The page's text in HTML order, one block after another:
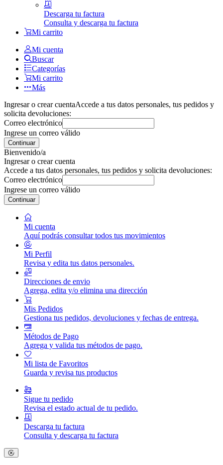
Descarga tu factura
Consulta y descarga tu factura
Mi carrito
Mi cuenta
Buscar
Categorías
Mi carrito
Más
Ingresar o crear cuentaAccede a tus datos personales, tus pedidos y
solicita devoluciones:
Correo electrónico
Ingrese un correo válido
Continuar
Bienvenido/a
Ingresar o crear cuenta
Accede a tus datos personales, tus pedidos y solicita devoluciones:
Correo electrónico
Ingrese un correo válido
Continuar
Mi cuenta
Aquí podrás consultar todos tus movimientos
Mi Perfil
Revisa y edita tus datos personales.
Direcciones de envio
Agrega, edita y/o elimina una dirección
Mis Pedidos
Gestiona tus pedidos, devoluciones y fechas de entrega.
Métodos de Pago
Agrega y valida tus métodos de pago.
Mi lista de Favoritos
Guarda y revisa tus productos
Sigue tu pedido
Revisa el estado actual de tu pedido.
Descarga tu factura
Consulta y descarga tu factura